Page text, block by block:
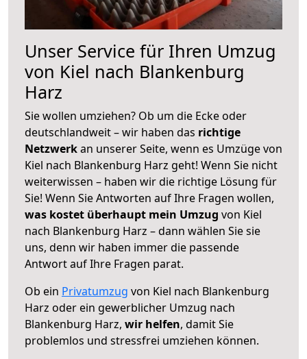
Unser Service für Ihren Umzug
von Kiel nach Blankenburg
Harz
Sie wollen umziehen? Ob um die Ecke oder
deutschlandweit – wir haben das richtige
Netzwerkan unserer Seite, wenn es Umzüge von
Kiel nach Blankenburg Harz geht! Wenn Sie nicht
weiterwissen – haben wir die richtige Lösung für
Sie! Wenn Sie Antworten auf Ihre Fragen wollen,
was kostet überhaupt mein Umzug von Kiel
nach Blankenburg Harz – dann wählen Sie sie
uns, denn wir haben immer die passende
Antwort auf Ihre Fragen parat.
Ob ein Privatumzug von Kiel nach Blankenburg
Harz oder ein gewerblicher Umzug nach
Blankenburg Harz, wir helfen, damit Sie
problemlos und stressfrei umziehen können.